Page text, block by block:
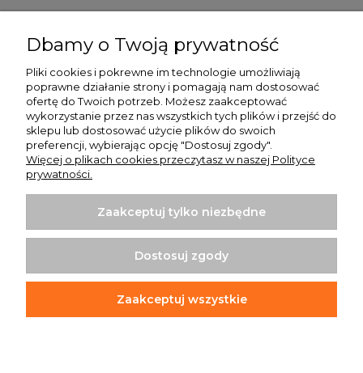
Moje konto
Płatności i dostawa
O nas
Koszulki z nadrukiem | Sklep internetowy Rule Out
ul. Powstańców Wielkopolskich 35/1
info@ruleout.pl
REGON: 365373965
Dbamy o Twoją prywatność
Pliki cookies i pokrewne im technologie umożliwiają
poprawne działanie strony i pomagają nam dostosować
ofertę do Twoich potrzeb. Możesz zaakceptować
wykorzystanie przez nas wszystkich tych plików i przejść do
sklepu lub dostosować użycie plików do swoich
preferencji, wybierając opcję "Dostosuj zgody".
Więcej o plikach cookies przeczytasz w naszej Polityce
prywatności.
Zaakceptuj tylko niezbędne
Dostosuj zgody
Zaakceptuj wszystkie